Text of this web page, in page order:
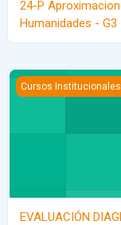
24-P
Humanidades - G3
EVALUACIÓN
Cursos Institucionales
EVALUACIÓN